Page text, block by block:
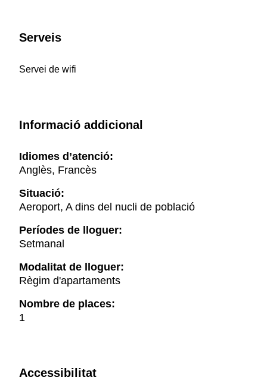
Serveis
Servei de wifi
Informació addicional
Idiomes d’atenció:
Anglès, Francès
Situació:
Aeroport, A dins del nucli de població
Períodes de lloguer:
Setmanal
Modalitat de lloguer:
Règim d'apartaments
Nombre de places:
1
Accessibilitat